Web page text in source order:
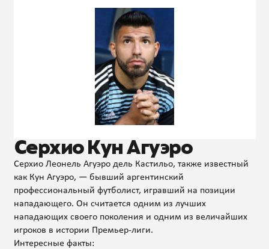
Серхио Кун Агуэро
Серхио Леонель Агуэро дель Кастильо, также известный
как Кун Агуэро, — бывший аргентинский
профессиональный футболист, игравший на позиции
нападающего. Он считается одним из лучших
нападающих своего поколения и одним из величайших
игроков в истории Премьер-лиги.
Интересные факты: